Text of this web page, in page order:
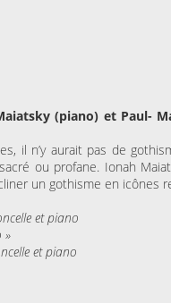
(piano) et Paul-
il n’y aurait pas de
ou profane. Ionah
un gothisme en icônes
et piano
»
et piano